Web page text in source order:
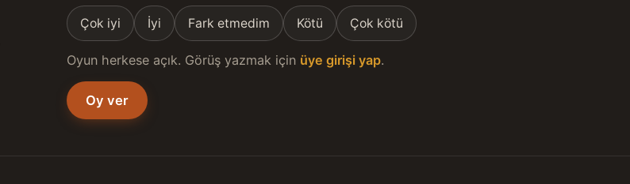
Çok iyi İyi Fark etmedim Kötü Çok kötü
Oyun herkese açık. Görüş yazmak için üye girişi yap.
Oy ver